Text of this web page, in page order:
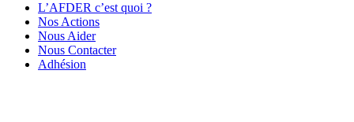
L’AFDER c’est quoi ?
Nos Actions
Nous Aider
Nous Contacter
Adhésion